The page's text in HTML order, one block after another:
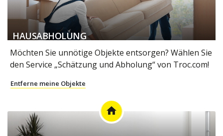
HAUSABHOLUNG
Möchten Sie unnötige Objekte entsorgen? Wählen Sie
den Service „Schätzung und Abholung“ von Troc.com!
Entferne meine Objekte
home